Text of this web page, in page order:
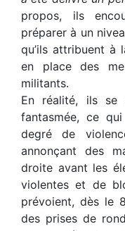
propos, ils
préparer à un
qu’ils attribuent à
en place des
militants.
En réalité, ils se
fantasmée, ce
degré de
annonçant des
droite avant les
violentes et de
prévoient, dès le
des prises de